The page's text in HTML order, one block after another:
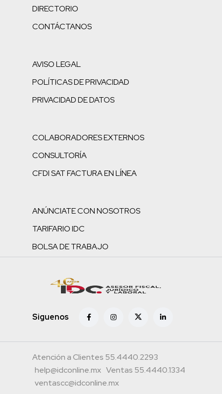
DIRECTORIO
CONTÁCTANOS
AVISO LEGAL
POLÍTICAS DE PRIVACIDAD
PRIVACIDAD DE DATOS
COLABORADORES EXTERNOS
CONSULTORÍA
CFDI SAT FACTURA EN LÍNEA
ANÚNCIATE CON NOSOTROS
TARIFARIO IDC
BOLSA DE TRABAJO
Siguenos
Atención a Clientes 55.4440.2293
help@idconline.mx Ventas 55.4440.1334
ventascc@idconline.mx